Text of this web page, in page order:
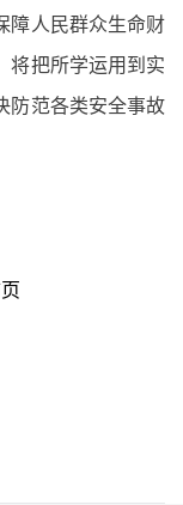
障人民群众生命财
将把所学运用到实
防范各类安全事故